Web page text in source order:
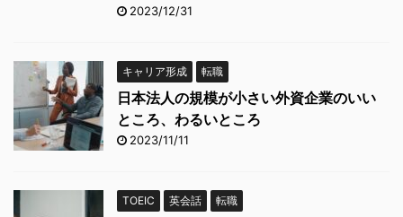
2023/12/31
キャリア形成 転職
日本法人の規模が小さい外資企業のいい
ところ、わるいところ
2023/11/11
TOEIC 英会話 転職